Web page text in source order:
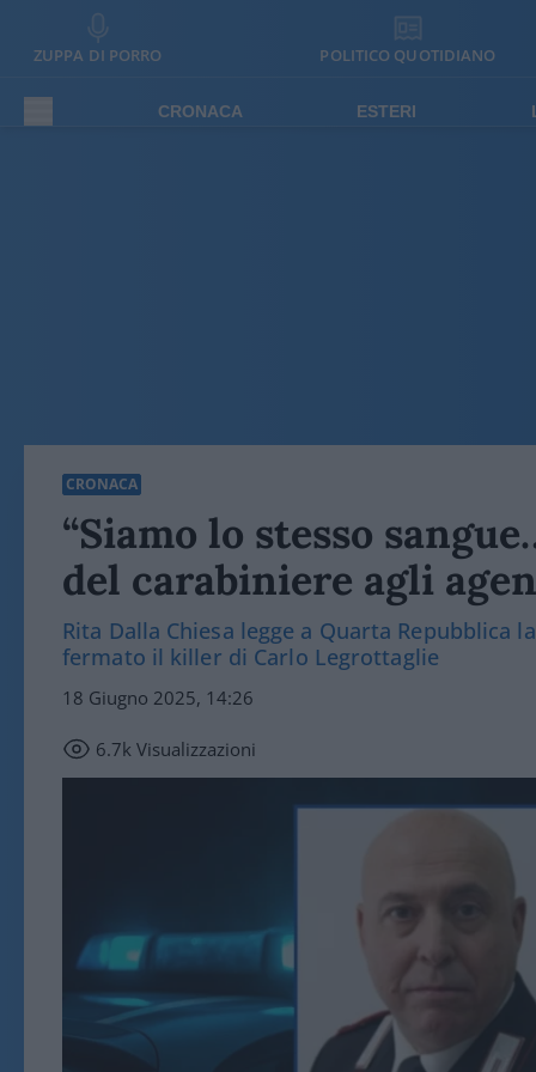
ZUPPA DI PORRO POLITICO QUOTIDIANO
CRONACA ESTERI
CRONACA
“Siamo lo stesso
del carabiniere agli
Rita Dalla Chiesa legge a Quarta
fermato il killer di Carlo Legrottaglie
18 Giugno 2025, 14:26
6.7k Visualizzazioni